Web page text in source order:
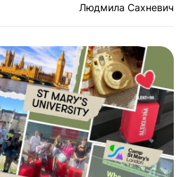
Людмила Сахневич